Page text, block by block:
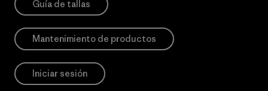
Guía de tallas
Mantenimiento de productos
Iniciar sesión